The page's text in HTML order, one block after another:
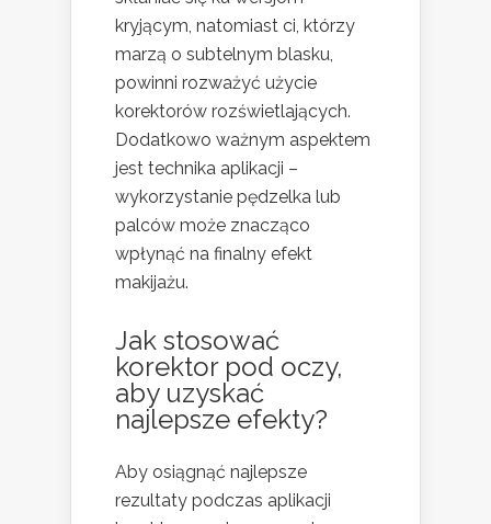
kryjącym, natomiast ci, którzy
marzą o subtelnym blasku,
powinni rozważyć użycie
korektorów rozświetlających.
Dodatkowo ważnym aspektem
jest technika aplikacji –
wykorzystanie pędzelka lub
palców może znacząco
wpłynąć na finalny efekt
makijażu.
Jak stosować
korektor pod oczy,
aby uzyskać
najlepsze efekty?
Aby osiągnąć najlepsze
rezultaty podczas aplikacji